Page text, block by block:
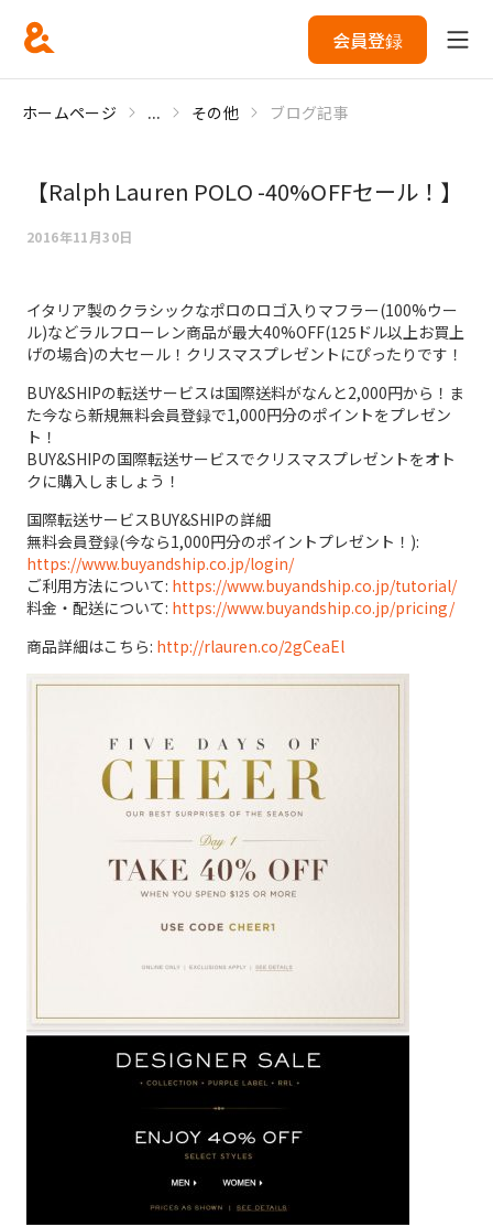
会員登録
ホームページ ... その他 ブログ記事
【Ralph Lauren POLO -40%OFFセール！】
2016年11月30日
イタリア製のクラシックなポロのロゴ入りマフラー(100%ウー
ル)などラルフローレン商品が最大40%OFF(125ドル以上お買上
げの場合)の大セール！クリスマスプレゼントにぴったりです！
BUY&SHIPの転送サービスは国際送料がなんと2,000円から！ま
た今なら新規無料会員登録で1,000円分のポイントをプレゼン
ト！
BUY&SHIPの国際転送サービスでクリスマスプレゼントをオト
クに購入しましょう！
国際転送サービスBUY&SHIPの詳細
無料会員登録(今なら1,000円分のポイントプレゼント！):
https://www.buyandship.co.jp/login/
ご利用方法について: https://www.buyandship.co.jp/tutorial/
料金・配送について: https://www.buyandship.co.jp/pricing/
商品詳細はこちら: http://rlauren.co/2gCeaEl